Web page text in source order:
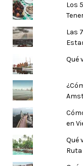
Los
Las
Qué
en
Qué